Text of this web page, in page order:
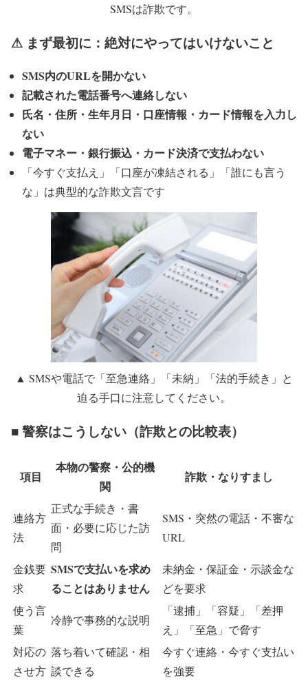
SMSは詐欺です。
⚠ まず最初に：絶対にやってはいけないこと
SMS内のURLを開かない
記載された電話番号へ連絡しない
氏名・住所・生年月日・口座情報・カード情報を入力し
ない
電子マネー・銀行振込・カード決済で支払わない
「今すぐ支払え」「口座が凍結される」「誰にも言う
な」 は典型的な詐欺文言です
▲ SMSや電話で「至急連絡」「未納」「法的手続き」と
迫る手口に注意してください。
■ 警察はこうしない（詐欺との比較表）
項目
本物の警察・公的機
関
詐欺・なりすまし
連絡方
法
正式な手続き・書
面・必要に応じた訪
問
SMS・突然の電話・不審な
URL
金銭要
求
SMSで支払いを求め
ることはありません
未納金・保証金・示談金な
どを要求
使う言
葉
冷静で事務的な説明
「逮捕」「容疑」「差押
え」「至急」で脅す
対応の
させ方
落ち着いて確認・相
談できる
今すぐ連絡・今すぐ支払い
を強要